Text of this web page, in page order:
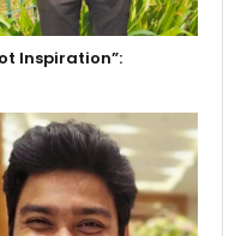
Inspiration”: